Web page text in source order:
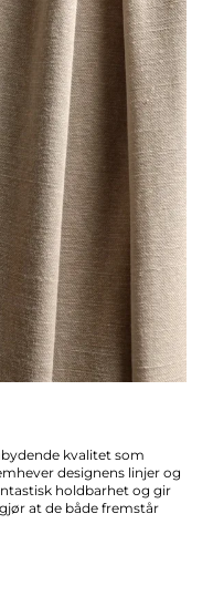
kvalitet som
designens linjer og
holdbarhet og gir
at de både fremstår